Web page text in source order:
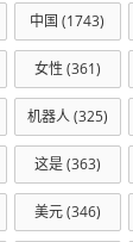
中国 (1743)
女性 (361)
机器人(325)
这是(363)
美元(346)